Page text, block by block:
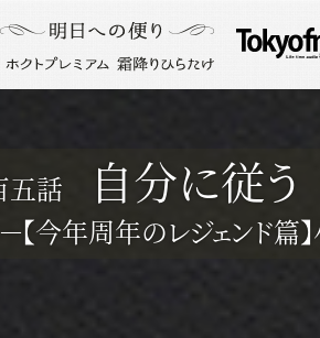
五話 自分に従う
－【今年周年のレジェンド篇